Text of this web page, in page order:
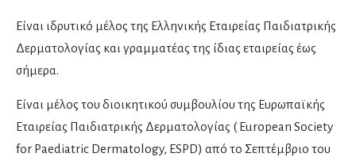
Ειδικοί καρδιολόγοι
Καρδιαγγειακή απεικόνιση
Είναι ιδρυτικό μέλος της Ελληνικής Eταιρείας Παιδιατρικής
Δερματολογίας και γραμματέας της ίδιας εταιρείας έως
σήμερα.
Είναι μέλος του διοικητικού συμβουλίου της Ευρωπαϊκής
Εταιρείας Παιδιατρικής Δερματολογίας ( European Society
for Paediatric Dermatology, ESPD) από το Σεπτέμβριο του